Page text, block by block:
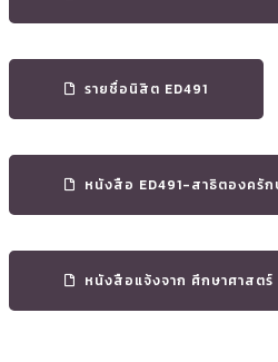
รายชื่อนิสิต ED491
หนังสือ ED491-สาธิตองครัก
หนังสือแจ้งจาก ศึกษาศาสตร์